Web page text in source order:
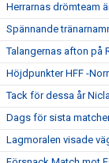
Herrarnas drömteam
Spännande
Talangernas afton på
Höjdpunkter HFF -
Tack för dessa år
Dags för sista
Lagmoralen visade